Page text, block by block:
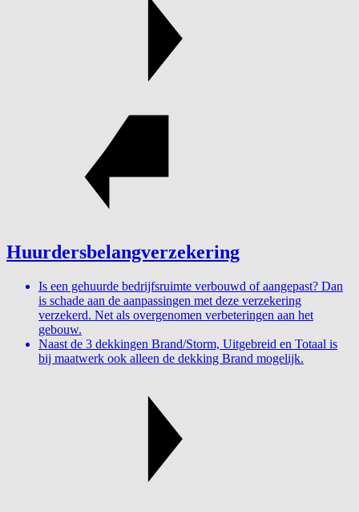
Huurdersbelangverzekering
Is een gehuurde bedrijfsruimte verbouwd of aangepast? Dan
is schade aan de aanpassingen met deze verzekering
verzekerd. Net als overgenomen verbeteringen aan het
gebouw.
Naast de 3 dekkingen Brand/Storm, Uitgebreid en Totaal is
bij maatwerk ook alleen de dekking Brand mogelijk.